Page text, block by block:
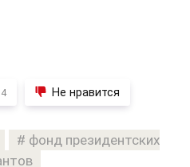
4 Не нравится
фонд президентских